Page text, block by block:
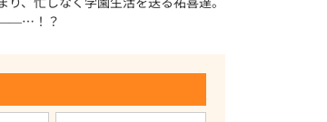
――…！？